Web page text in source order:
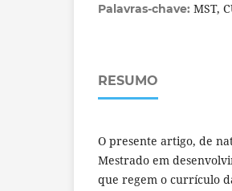
Palavras-chave: MST,
RESUMO
O presente artigo, de
Mestrado em
que regem o currículo